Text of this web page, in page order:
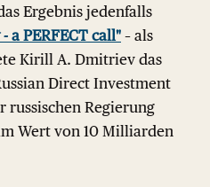
Ergebnis jedenfalls
a PERFECT call" – als
Kirill A. Dmitriev das
Direct Investment
russischen Regierung
Wert von 10 Milliarden